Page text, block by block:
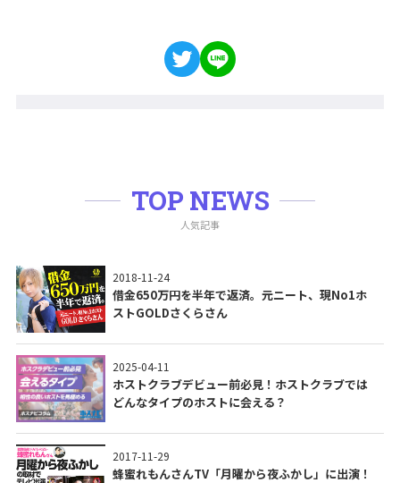
TOP NEWS
人気記事
2018-11-24
借金650万円を半年で返済。元ニート、現No1ホ
ストGOLDさくらさん
2025-04-11
ホストクラブデビュー前必見！ホストクラブでは
どんなタイプのホストに会える？
2017-11-29
蜂蜜れもんさんTV「月曜から夜ふかし」に出演！